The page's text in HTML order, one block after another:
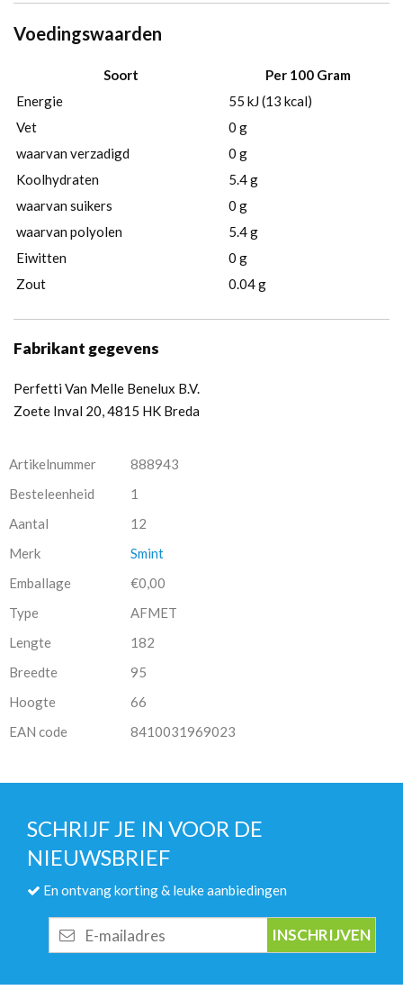
Voedingswaarden
Soort
Per 100 Gram
Energie
55 kJ (13 kcal)
Vet
0 g
waarvan verzadigd
0 g
Koolhydraten
5.4 g
waarvan suikers
0 g
waarvan polyolen
5.4 g
Eiwitten
0 g
Zout
0.04 g
Fabrikant gegevens
Perfetti Van Melle Benelux B.V.
Zoete Inval 20, 4815 HK Breda
Artikelnummer
888943
Besteleenheid
1
Aantal
12
Merk
Smint
Emballage
€0,00
Type
AFMET
Lengte
182
Breedte
95
Hoogte
66
EAN code
8410031969023
SCHRIJF JE IN VOOR DE
NIEUWSBRIEF
En ontvang korting & leuke aanbiedingen
mailadres